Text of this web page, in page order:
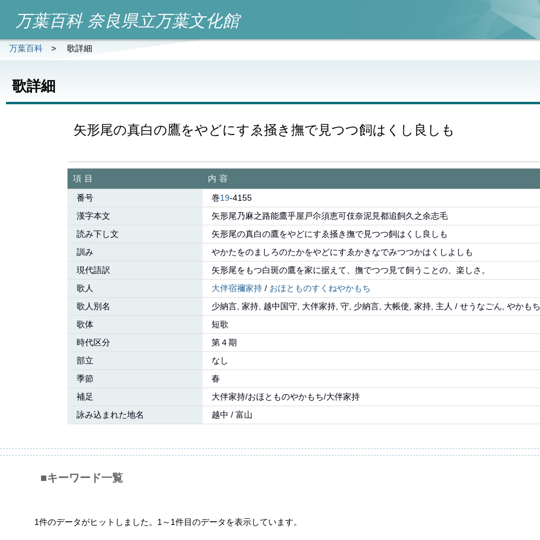
万葉百科 奈良県立万葉文化館
万葉百科 > 歌詳細
歌詳細
矢形尾の真白の鷹をやどにすゑ掻き撫で見つつ飼はくし良しも
項目
内容
番号
巻19-4155
漢字本文
矢形尾乃麻之路能鷹乎屋戸尒須恵可伎奈泥見都追飼久之余志毛
読み下し文
矢形尾の真白の鷹をやどにすゑ掻き撫で見つつ飼はくし良しも
訓み
やかたをのましろのたかをやどにすゑかきなでみつつかはくしよしも
現代語訳
矢形尾をもつ白斑の鷹を家に据えて、撫でつつ見て飼うことの、楽しさ。
歌人
大伴宿禰家持 / おほとものすくねやかもち
歌人別名
少納言, 家持, 越中国守, 大伴家持, 守, 少納言, 大帳使, 家持, 主人 / せうなごん, やかもち
歌体
短歌
時代区分
第４期
部立
なし
季節
春
補足
大伴家持/おほとものやかもち/大伴家持
詠み込まれた地名
越中 / 富山
■キーワード一覧
1件のデータがヒットしました。1～1件目のデータを表示しています。